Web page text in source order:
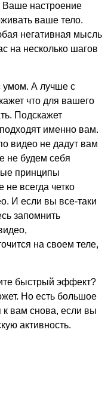
Ваше настроение
ваше тело.
негативная мысль
на несколько шагов
умом. А лучше с
что для вашего
Подскажет
именно вам.
видео не дадут вам
не будем себя
принципы
всегда четко
И если вы все-таки
запомнить
на своем теле,
быстрый эффект?
Но есть большое
вам снова, если вы
активность.